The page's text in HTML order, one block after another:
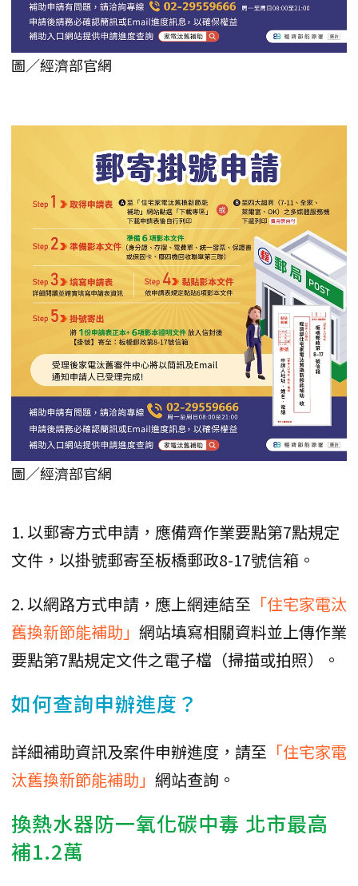
圖／經濟部官網
圖／經濟部官網
1. 以郵寄方式申請，應備齊作業要點第7點規定
文件，以掛號郵寄至板橋郵政8-17號信箱。
2. 以網路方式申請，應上網連結至 「住宅家電汰
舊換新節能補助」 網站填寫相關資料並上傳作業
要點第7點規定文件之電子檔（掃描或拍照）。
如何查詢申辦進度？
詳細補助資訊及案件申辦進度，請至 「住宅家電
汰舊換新節能補助」 網站查詢。
換熱水器防一氧化碳中毒 北市最高
補1.2萬